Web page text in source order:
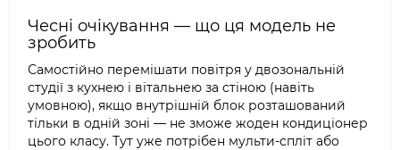
Чесні очікування — що ця модель не
зробить
Самостійно перемішати повітря у двозональній
студії з кухнею і вітальнею за стіною (навіть
умовною), якщо внутрішній блок розташований
тільки в одній зоні — не зможе жоден кондиціонер
цього класу. Тут уже потрібен мульти-спліт або